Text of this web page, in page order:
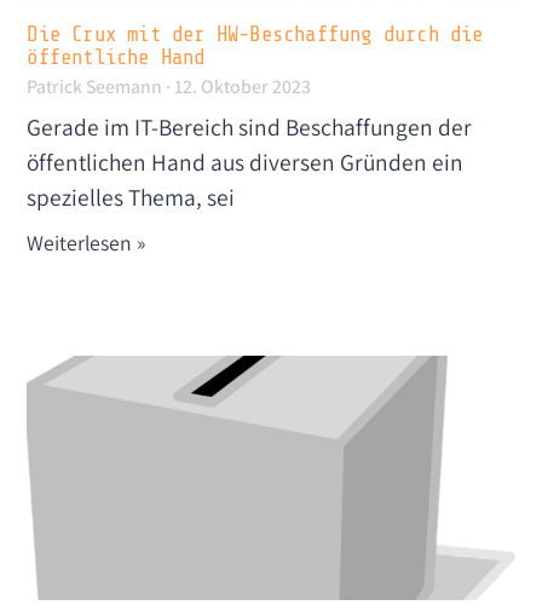
Die Crux mit der HW-Beschaffung durch die
öffentliche Hand
Patrick Seemann 12. Oktober 2023
Gerade im IT-Bereich sind Beschaffungen der
öffentlichen Hand aus diversen Gründen ein
spezielles Thema, sei
Weiterlesen »